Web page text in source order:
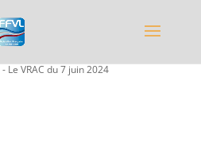
- Le VRAC du 7 juin 2024